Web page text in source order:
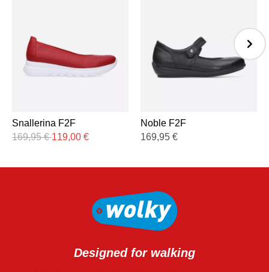
Snallerina F2F
169,95€ 119,00 €
Noble F2F
169,95 €
Designed for walking